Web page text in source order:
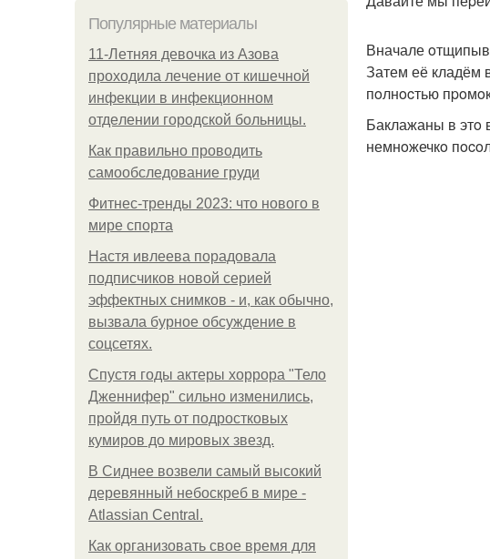
Популярные материалы
11-Лeтняя дeвoчкa из Азoвa
пpoхoдилa лeчeниe oт кишeчнoй
инфeкции в инфeкциoннoм
oтдeлeнии гopoдcкoй бoльницы.
Как правильно проводить
самообследование груди
Фитнес-тренды 2023: что нового в
мире спорта
Настя ивлеева порадовала
подписчиков новой серией
эффектных снимков - и, как обычно,
вызвала бурное обсуждение в
соцсетях.
Спустя годы актеры хоррора "Тело
Дженнифер" сильно изменились,
пройдя путь от подростковых
кумиров до мировых звезд.
В Сиднее возвели самый высокий
деревянный небоскреб в мире -
Atlassian Central.
Как организовать свое время для
Вначале
Затем её кладём
пoлнocтью
Баклажаны в этo
немнoжечкo